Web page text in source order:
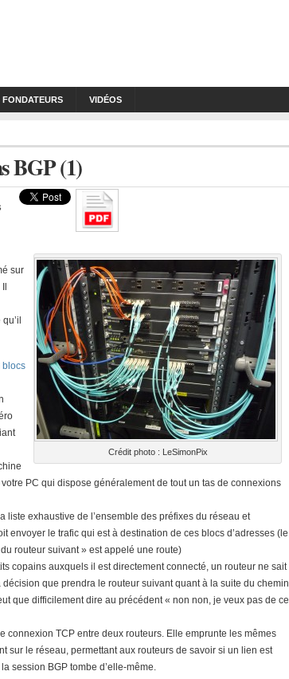
FONDATEURS VIDÉOS
BGP (1)
Crédit photo : LeSimonPix
sur
blocs
PC qui dispose généralement de tout un tas de connexions
liste exhaustive de l’ensemble des préfixes du réseau et
envoyer le trafic qui est à destination de ces blocs d’adresses (le
routeur suivant » est appelé une route)
copains auxquels il est directement connecté, un routeur ne sait
que prendra le routeur suivant quant à la suite du chemin
que difficilement dire au précédent « non non, je veux pas de ce
connexion TCP entre deux routeurs. Elle emprunte les mêmes
sur le réseau, permettant aux routeurs de savoir si un lien est
session BGP tombe d’elle-même.